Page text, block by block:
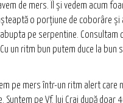
de mers. Îl şi vedem acum
o porţiune de coborâre şi
pe serpentine. Consultam
un ritm bun putem duce la bun
pe mers într-un ritm alert care
Suntem pe Vf. lui Crai după doar